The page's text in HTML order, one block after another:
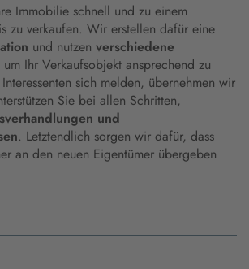
Immobilie schnell und zu einem
zu verkaufen. Wir erstellen dafür eine
und nutzen verschiedene
um Ihr Verkaufsobjekt ansprechend zu
sich melden, übernehmen wir
Sie bei allen Schritten,
und
. Letztendlich sorgen wir dafür, dass
an den neuen Eigentümer übergeben